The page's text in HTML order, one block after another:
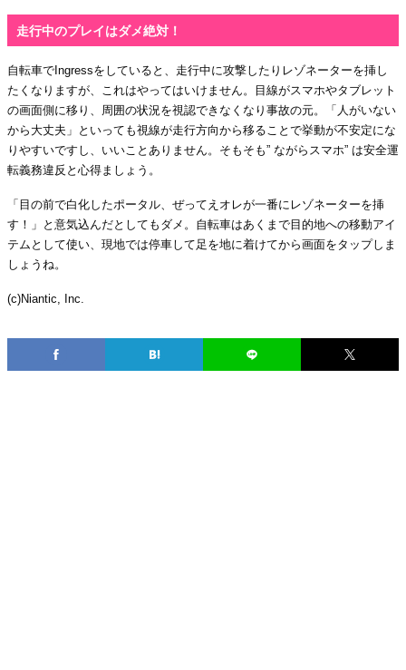
走行中のプレイはダメ絶対！
自転車でIngressをしていると、走行中に攻撃したりレゾネーターを挿し
たくなりますが、これはやってはいけません。目線がスマホやタブレット
の画面側に移り、周囲の状況を視認できなくなり事故の元。「人がいない
から大丈夫」といっても視線が走行方向から移ることで挙動が不安定にな
りやすいですし、いいことありません。そもそも” ながらスマホ” は安全運
転義務違反と心得ましょう。
「目の前で白化したポータル、ぜってえオレが一番にレゾネーターを挿
す！」と意気込んだとしてもダメ。自転車はあくまで目的地への移動アイ
テムとして使い、現地では停車して足を地に着けてから画面をタップしま
しょうね。
(c)Niantic, Inc.